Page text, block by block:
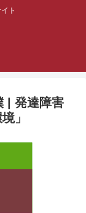
ト
| 発達障害
」